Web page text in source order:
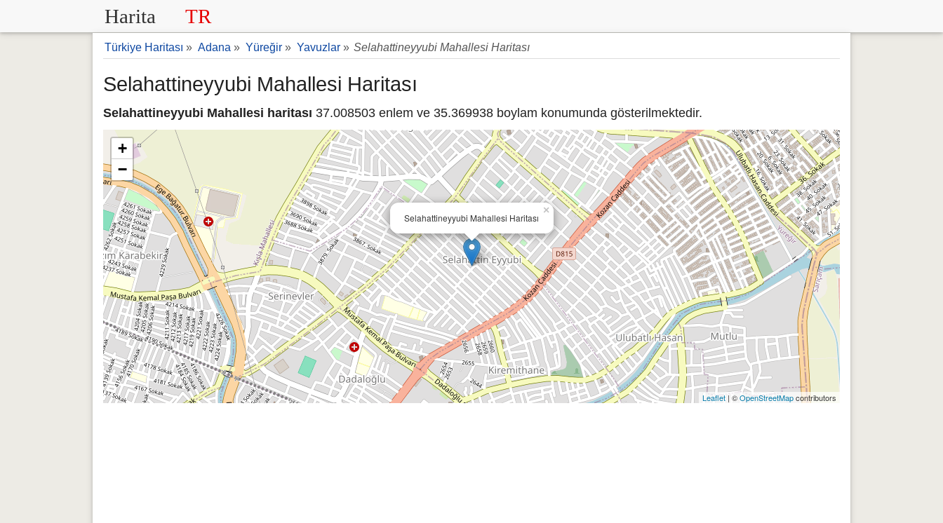
Harita TR
Türkiye Haritası » Adana » Yüreğir » Yavuzlar » Selahattineyyubi Mahallesi Haritası
Selahattineyyubi Mahallesi Haritası
Selahattineyyubi Mahallesi haritası 37.008503 enlem ve 35.369938 boylam konumunda gösterilmektedir.
Selahattineyyubi Mahallesi Haritası
×
+
−
Leaflet | ©OpenStreetMapcontributors